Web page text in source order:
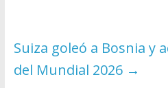
Suiza goleó a Bosnia y
del Mundial 2026 →